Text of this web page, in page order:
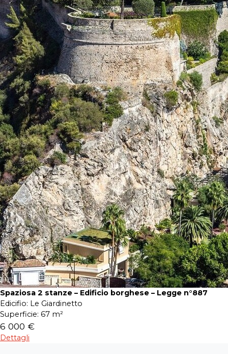
Spaziosa 2 stanze – Edificio borghese – Legge n°887
Edicifio: Le Giardinetto
Superficie: 67 m²
6 000 €
Dettagli